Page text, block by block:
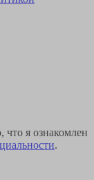
я ознакомлен
.